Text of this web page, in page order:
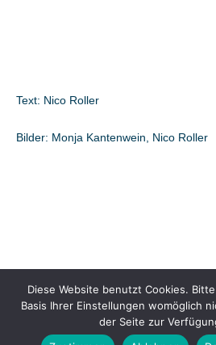
Text: Nico Roller
Bilder: Monja Kantenwein, Nico Roller
Impressum
Downloads
Diese Website benutzt Cookies.
Basis Ihrer Einstellungen womöglich
der Seite zur